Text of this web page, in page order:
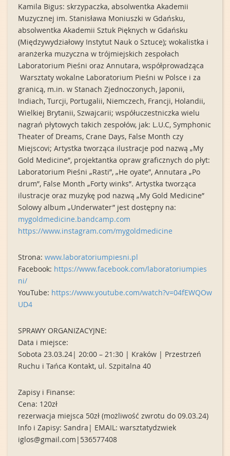
Kamila Bigus: skrzypaczka, absolwentka Akademii
Muzycznej im. Stanisława Moniuszki w Gdańsku,
absolwentka Akademii Sztuk Pięknych w Gdańsku
(Międzywydziałowy Instytut Nauk o Sztuce); wokalistka i
aranżerka muzyczna w trójmiejskich zespołach
Laboratorium Pieśni oraz Annutara, współprowadząca
Warsztaty wokalne Laboratorium Pieśni w Polsce i za
granicą, m.in. w Stanach Zjednoczonych, Japonii,
Indiach, Turcji, Portugalii, Niemczech, Francji, Holandii,
Wielkiej Brytanii, Szwajcarii; współuczestniczka wielu
nagrań płytowych takich zespołów, jak: L.U.C, Symphonic
Theater of Dreams, Crane Days, False Month czy
Miejscovi; Artystka tworząca ilustracje pod nazwą „My
Gold Medicine”, projektantka opraw graficznych do płyt:
Laboratorium Pieśni „Rasti”, „He oyate”, Annutara „Po
drum”, False Month „Forty winks”. Artystka tworząca
ilustracje oraz muzykę pod nazwą „My Gold Medicine”
Solowy album „Underwater” jest dostępny na:
mygoldmedicine.bandcamp.com
https://www.instagram.com/mygoldmedicine
Strona: www.laboratoriumpiesni.pl
Facebook: https://www.facebook.com/laboratoriumpies
ni/
YouTube: https://www.youtube.com/watch?v=04fEWQOw
UD4
SPRAWY ORGANIZACYJNE:
Data i miejsce:
Sobota 23.03.24| 20:00 – 21:30 | Kraków | Przestrzeń
Ruchu i Tańca Kontakt, ul. Szpitalna 40
Zapisy i Finanse:
Cena: 120zł
rezerwacja miejsca 50zł (możliwość zwrotu do 09.03.24)
Info i Zapisy: Sandra| EMAIL: warsztatydzwiek
iglos@gmail.com |536577408